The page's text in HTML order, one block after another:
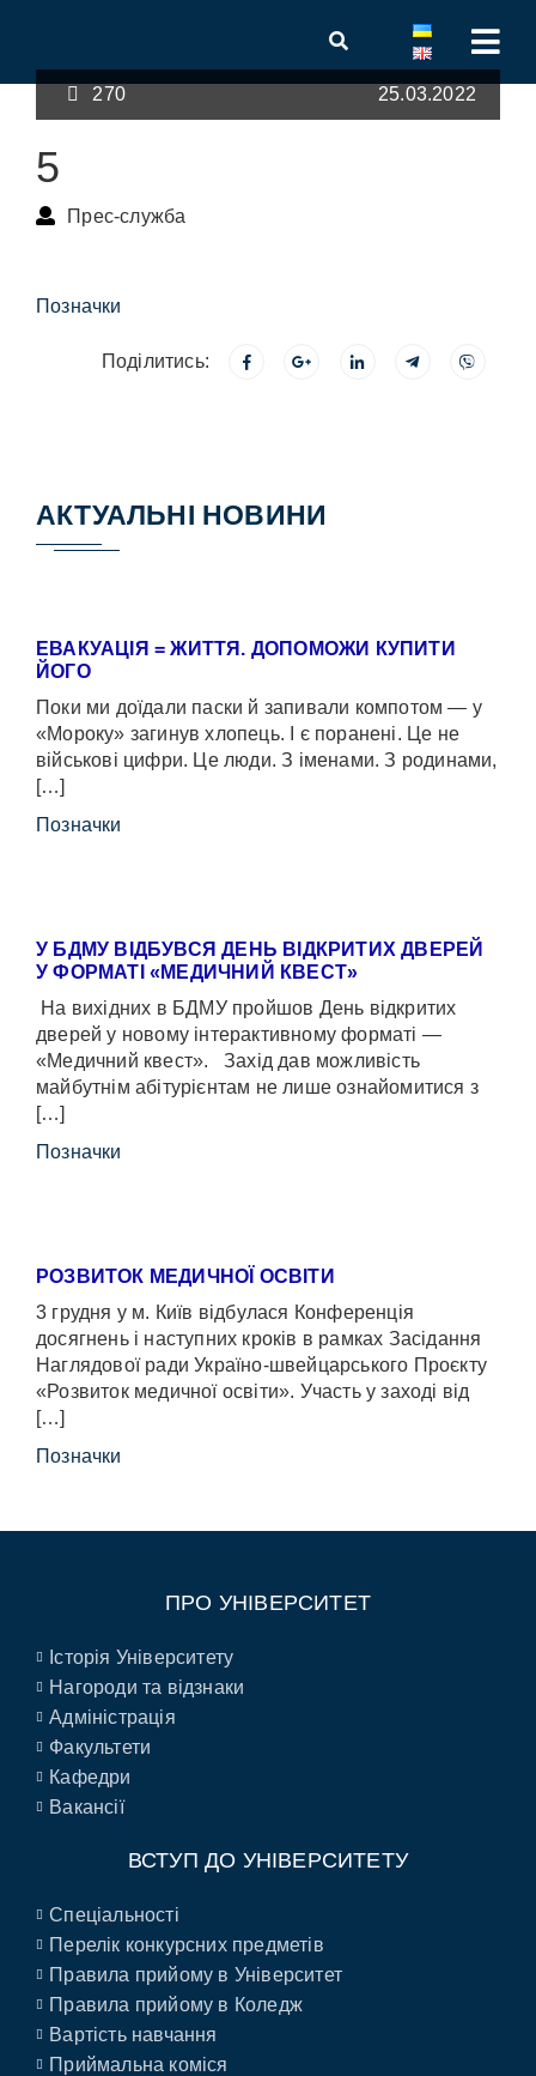
270 25.03.2022
5
Прес-служба
Позначки
Поділитись:
АКТУАЛЬНІ НОВИНИ
ЕВАКУАЦІЯ = ЖИТТЯ. ДОПОМОЖИ КУПИТИ
ЙОГО
Поки ми доїдали паски й запивали компотом — у
«Мороку» загинув хлопець. І є поранені. Це не
військові цифри. Це люди. З іменами. З родинами,
[…]
Позначки
У БДМУ ВІДБУВСЯ ДЕНЬ ВІДКРИТИХ ДВЕРЕЙ
У ФОРМАТІ «МЕДИЧНИЙ КВЕСТ»
На вихідних в БДМУ пройшов День відкритих
дверей у новому інтерактивному форматі —
«Медичний квест». Захід дав можливість
майбутнім абітурієнтам не лише ознайомитися з
[…]
Позначки
РОЗВИТОК МЕДИЧНОЇ ОСВІТИ
3 грудня у м. Київ відбулася Конференція
досягнень і наступних кроків в рамках Засідання
Наглядової ради Україно-швейцарського Проєкту
«Розвиток медичної освіти». Участь у заході від
[…]
Позначки
ПРО УНІВЕРСИТЕТ
Історія Університету
Нагороди та відзнаки
Адміністрація
Факультети
Кафедри
Вакансії
ВСТУП ДО УНІВЕРСИТЕТУ
Спеціальності
Перелік конкурсних предметів
Правила прийому в Університет
Правила прийому в Коледж
Вартість навчання
Приймальна коміся